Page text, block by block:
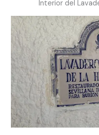
Interior del